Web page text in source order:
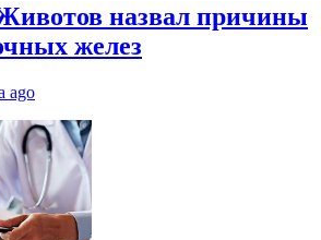
назвал причины
желез
ago